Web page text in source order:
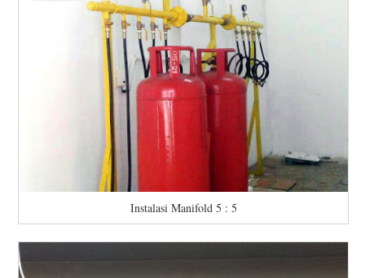
Instalasi Manifold 5 : 5